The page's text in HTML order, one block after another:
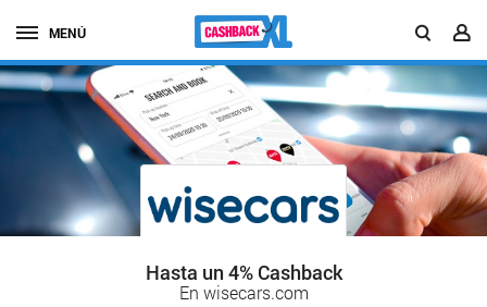
MENÚ
Hasta un 4% Cashback
En wisecars.com